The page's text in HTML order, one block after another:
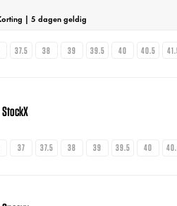
| 5 dagen geldig
37.5 38 39 39.5 40 40.5
StockX
37 37.5 38 39 39.5 40